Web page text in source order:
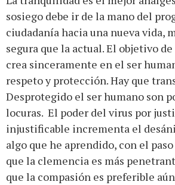
sosiego debe ir de la mano del
ciudadanía hacia una nueva vida,
segura que la actual. El objetivo
crea sinceramente en el ser
respeto y protección. Hay que
Desprotegido el ser humano son
locuras. El poder del virus por
injustificable incrementa el
algo que he aprendido, con el
que la clemencia es más
que la compasión es preferible